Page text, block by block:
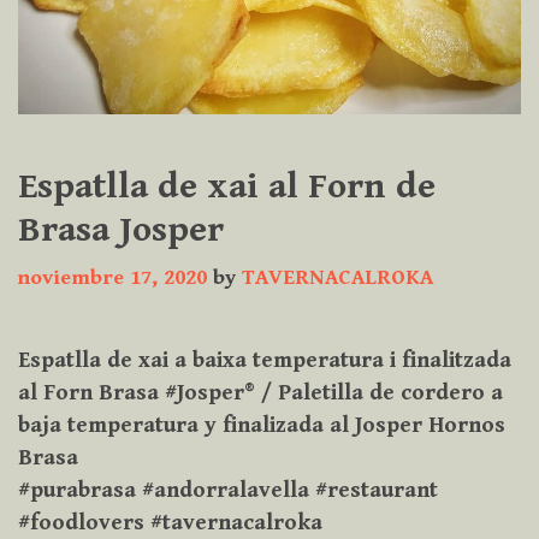
Espatlla de xai al Forn de
Brasa Josper
noviembre 17, 2020 by TAVERNACALROKA
Espatlla de xai a baixa temperatura i finalitzada
al Forn Brasa #Josper® / Paletilla de cordero a
baja temperatura y finalizada al Josper Hornos
Brasa
#purabrasa #andorralavella #restaurant
#foodlovers #tavernacalroka